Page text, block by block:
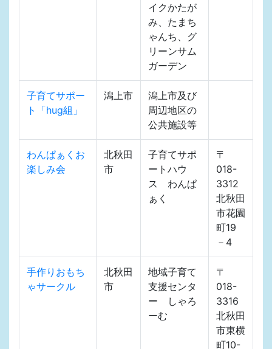
イクかたが
み、たまち
ゃんち、グ
リーンサム
ガーデン
子育てサポー
ト「hug組」
潟上市
潟上市及び
周辺地区の
公共施設等
わんぱぁくお
楽しみ会
北秋田
市
子育てサポ
ートハウ
ス わんぱ
ぁく
〒
018-
3312
北秋田
市花園
町19
－4
手作りおもち
ゃサークル
北秋田
市
地域子育て
支援センタ
ー しゃろ
ーむ
〒
018-
3316
北秋田
市東横
町10-